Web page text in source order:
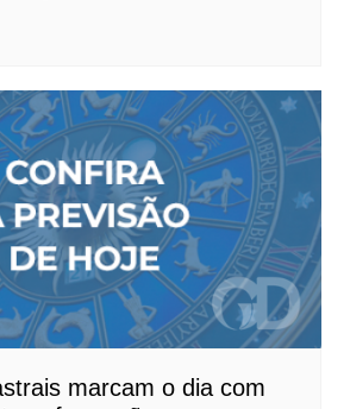
marcam o dia com